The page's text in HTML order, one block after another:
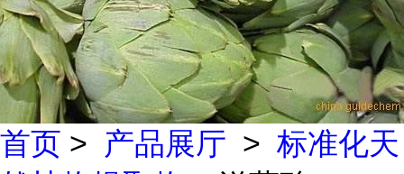
首页 > 产品展厅 > 标准化天